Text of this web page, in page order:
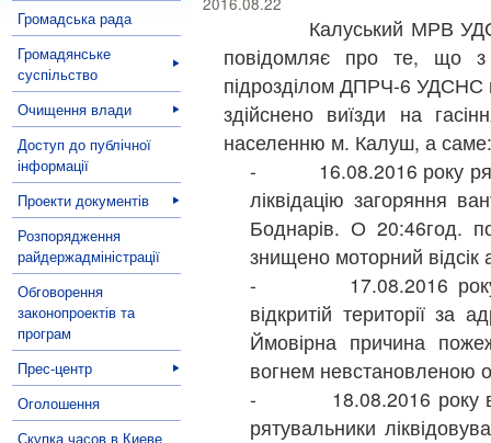
Громадська рада
Громадянське
суспільство
Очищення влади
Доступ до публічної
інформації
Проекти документів
Розпорядження
райдержадміністрації
Обговорення
законопроектів та
програм
Прес-центр
Оголошення
Скупка часов в Киеве
Калуський МРВ УДСНС в
повідомляє про те, що
підрозділом ДПРЧ-6 УДСНС в
здійснено виїзди на
населенню м. Калуш, а саме:
- 16.08.2016 року
ліквідацію загоряння
Боднарів. О 20:46год.
знищено моторний відсік
- 17.08.2016 року
відкритій території
Ймовірна причина
вогнем невстановленою
- 18.08.2016 року в
рятувальники